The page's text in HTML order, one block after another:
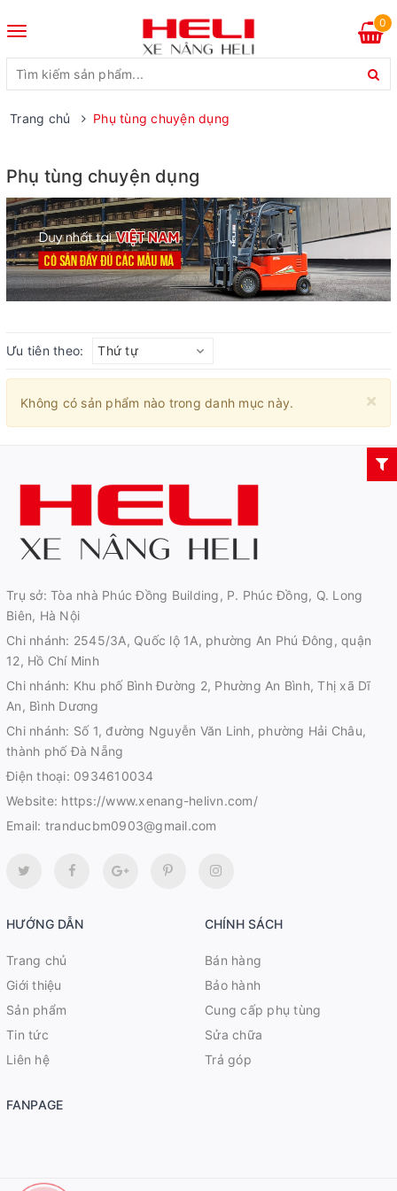
Toggle
0
Trang chủ Phụ tùng chuyện dụng
Phụ tùng chuyện dụng
Ưu tiên theo: Thứ tự
×
Không có sản phẩm nào trong danh mục này.
Trụ sở: Tòa nhà Phúc Đồng Building, P. Phúc Đồng, Q. Long
Biên, Hà Nội
Chi nhánh: 2545/3A, Quốc lộ 1A, phường An Phú Đông, quận
12, Hồ Chí Minh
Chi nhánh: Khu phố Bình Đường 2, Phường An Bình, Thị xã Dĩ
An, Bình Dương
Chi nhánh: Số 1, đường Nguyễn Văn Linh, phường Hải Châu,
thành phố Đà Nẵng
Điện thoại: 0934610034
Website: https://www.xenang-helivn.com/
Email: tranducbm0903@gmail.com
HƯỚNG DẪN
Trang chủ
Giới thiệu
Sản phẩm
Tin tức
Liên hệ
CHÍNH SÁCH
Bán hàng
Bảo hành
Cung cấp phụ tùng
Sửa chữa
Trả góp
FANPAGE